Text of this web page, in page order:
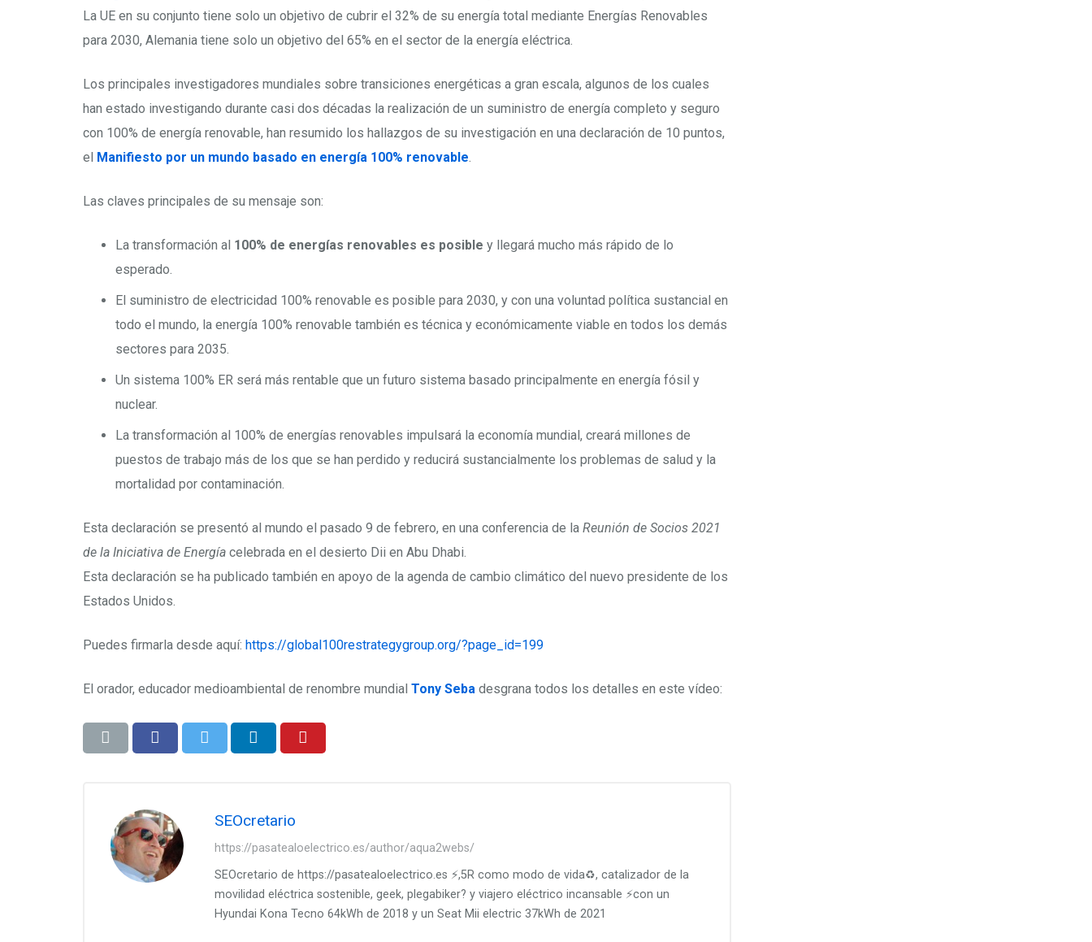
La UE en su conjunto tiene solo un objetivo de cubrir el 32% de su energía total mediante Energías Renovables
para 2030, Alemania tiene solo un objetivo del 65% en el sector de la energía eléctrica.
Los principales investigadores mundiales sobre transiciones energéticas a gran escala, algunos de los cuales
han estado investigando durante casi dos décadas la realización de un suministro de energía completo y seguro
con 100% de energía renovable, han resumido los hallazgos de su investigación en una declaración de 10 puntos,
el Manifiesto por un mundo basado en energía 100% renovable.
Las claves principales de su mensaje son:
La transformación al 100% de energías renovables es posible y llegará mucho más rápido de lo
esperado.
El suministro de electricidad 100% renovable es posible para 2030, y con una voluntad política sustancial en
todo el mundo, la energía 100% renovable también es técnica y económicamente viable en todos los demás
sectores para 2035.
Un sistema 100% ER será más rentable que un futuro sistema basado principalmente en energía fósil y
nuclear.
La transformación al 100% de energías renovables impulsará la economía mundial, creará millones de
puestos de trabajo más de los que se han perdido y reducirá sustancialmente los problemas de salud y la
mortalidad por contaminación.
Esta declaración se presentó al mundo el pasado 9 de febrero, en una conferencia de la Reunión de Socios 2021
de la Iniciativa de Energía celebrada en el desierto Dii en Abu Dhabi.
Esta declaración se ha publicado también en apoyo de la agenda de cambio climático del nuevo presidente de los
Estados Unidos.
Puedes firmarla desde aquí: https://global100restrategygroup.org/?page_id=199
El orador, educador medioambiental de renombre mundial Tony Seba desgrana todos los detalles en este vídeo:
SEOcretario
https://pasatealoelectrico.es/author/aqua2webs/
SEOcretario de https://pasatealoelectrico.es ⚡️,5R como modo de vida♻️, catalizador de la
movilidad eléctrica sostenible, geek, plegabiker? y viajero eléctrico incansable ⚡️con un
Hyundai Kona Tecno 64kWh de 2018 y un Seat Mii electric 37kWh de 2021